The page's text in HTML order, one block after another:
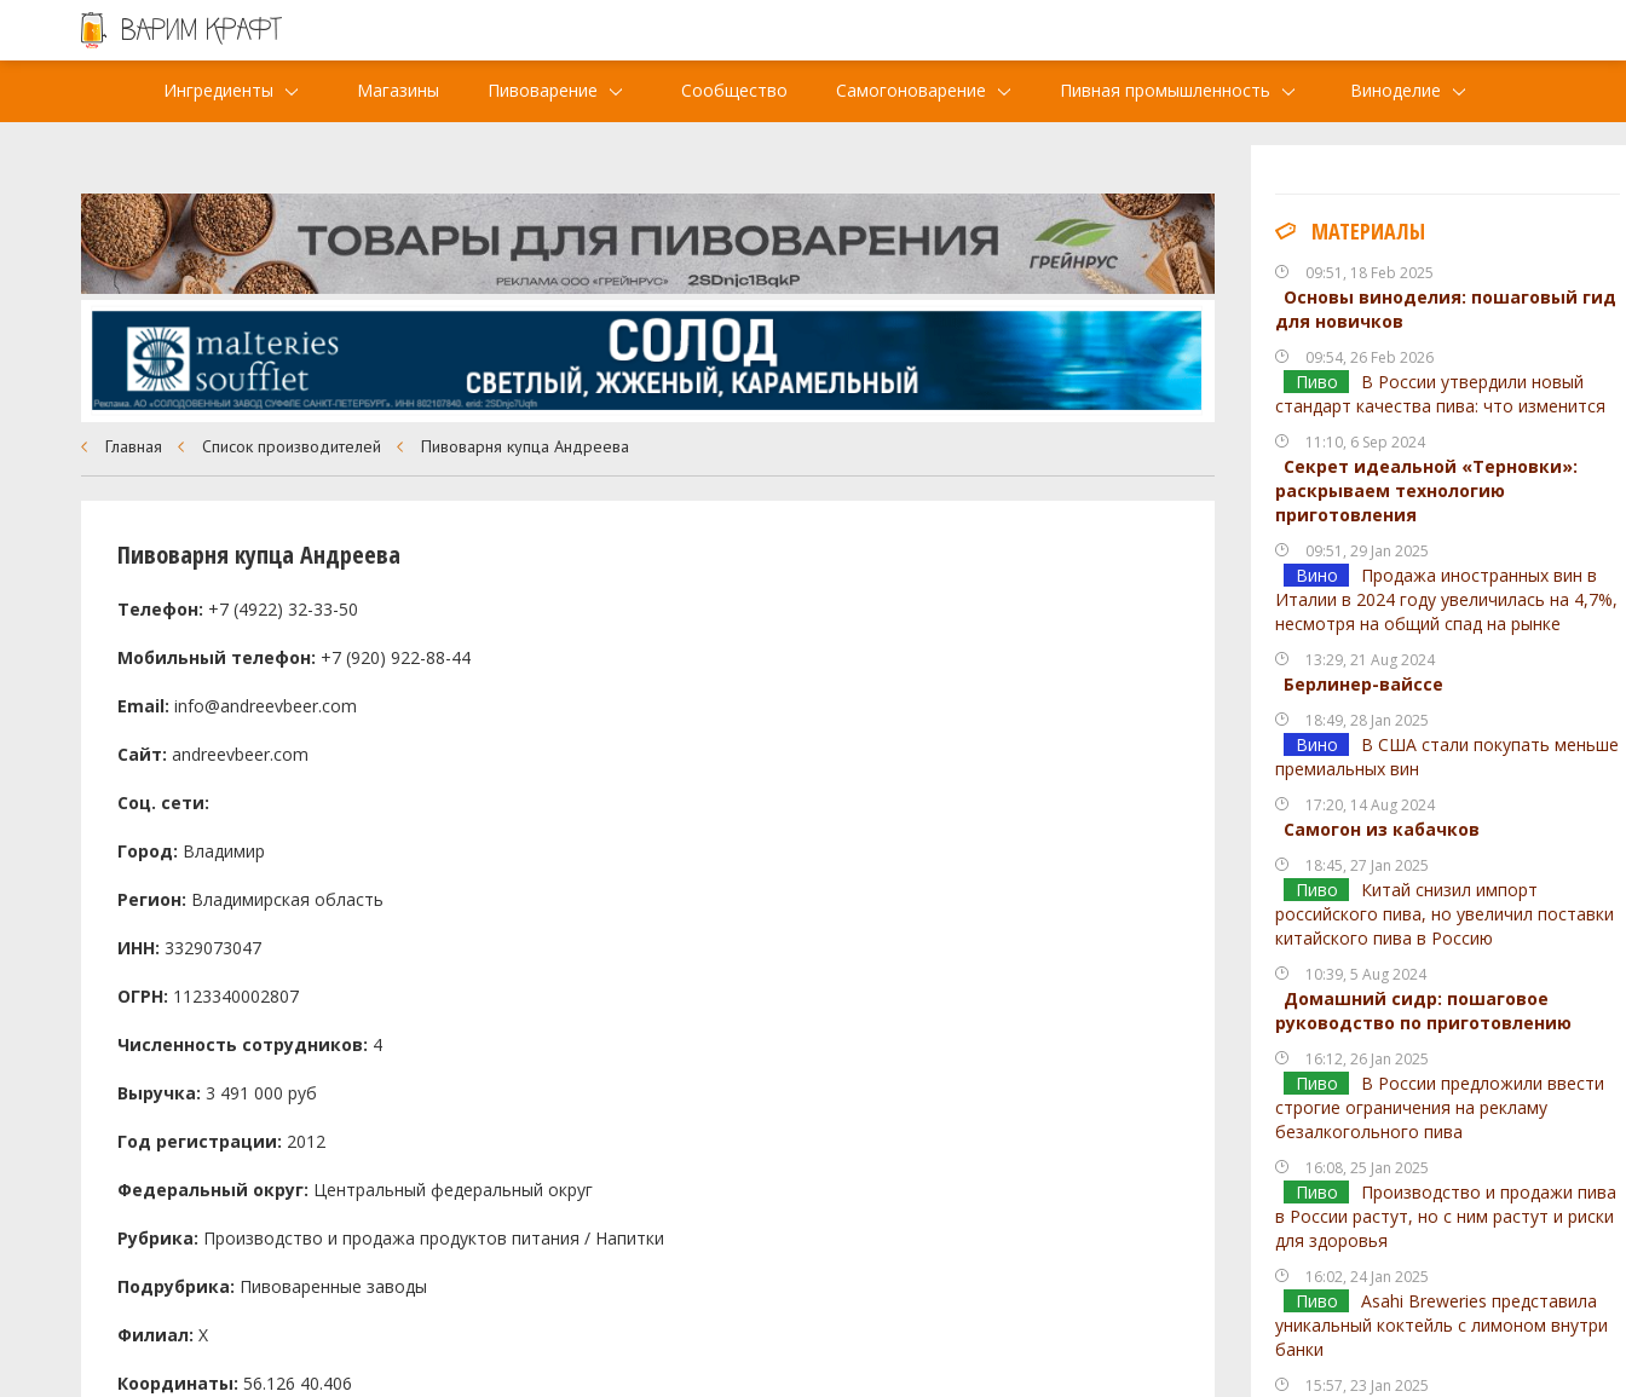
Ингредиенты Магазины Пивоварение Сообщество Самогоноварение Пивная промышленность Виноделие
МАТЕРИАЛЫ
09:51, 18 Feb 2025
Основы виноделия: пошаговый гид
для новичков
09:54, 26 Feb 2026
Пиво
В России утвердили новый
стандарт качества пива: что изменится
11:10, 6 Sep 2024
Секрет идеальной «Терновки»:
раскрываем технологию
приготовления
09:51, 29 Jan 2025
Вино
Продажа иностранных вин в
Италии в 2024 году увеличилась на 4,7%,
несмотря на общий спад на рынке
13:29, 21 Aug 2024
Берлинер-вайссе
18:49, 28 Jan 2025
Вино
В США стали покупать меньше
премиальных вин
17:20, 14 Aug 2024
Самогон из кабачков
18:45, 27 Jan 2025
Пиво
Китай снизил импорт
российского пива, но увеличил поставки
китайского пива в Россию
10:39, 5 Aug 2024
Домашний сидр: пошаговое
руководство по приготовлению
16:12, 26 Jan 2025
Пиво
В России предложили ввести
строгие ограничения на рекламу
безалкогольного пива
16:08, 25 Jan 2025
Пиво
Производство и продажи пива
в России растут, но с ним растут и риски
для здоровья
16:02, 24 Jan 2025
Пиво
Asahi Breweries представила
уникальный коктейль с лимоном внутри
банки
15:57, 23 Jan 2025
Главная Список производителей Пивоварня купца Андреева
Пивоварня купца Андреева
Телефон: +7 (4922) 32-33-50
Мобильный телефон: +7 (920) 922-88-44
Email: info@andreevbeer.com
Сайт: andreevbeer.com
Соц. сети:
Город: Владимир
Регион: Владимирская область
ИНН: 3329073047
ОГРН: 1123340002807
Численность сотрудников: 4
Выручка: 3 491 000 руб
Год регистрации: 2012
Федеральный округ: Центральный федеральный округ
Рубрика: Производство и продажа продуктов питания / Напитки
Подрубрика: Пивоваренные заводы
Филиал: X
Координаты: 56.126 40.406